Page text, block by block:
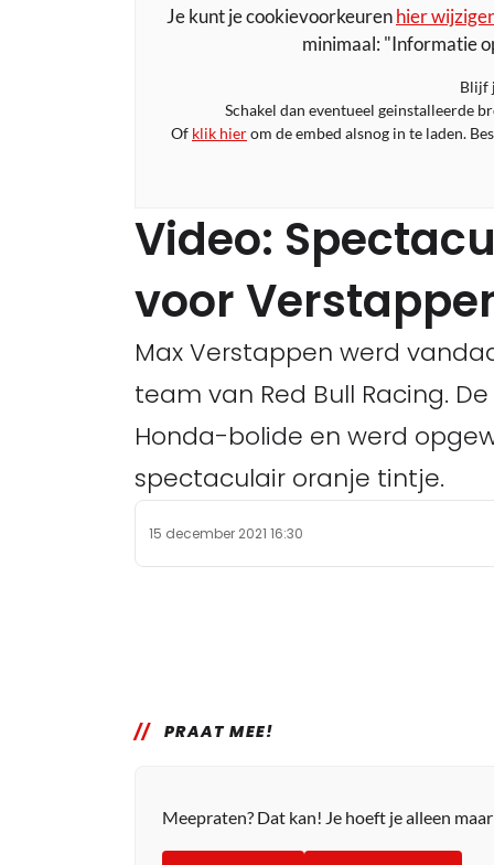
Je kunt je cookievoorkeurenhier
minimaal: "Informatie
Blijf
Schakel dan eventueel geinstalleerde
Of klik hierom de embed alsnog in te laden.
Video:
voor
Max Verstappen werd
team van Red Bull Racing.
Honda-bolide en werd
spectaculair oranje tintje.
15 december 2021 16:30
PRAAT MEE!
Meepraten? Dat kan! Je hoeft je alleen